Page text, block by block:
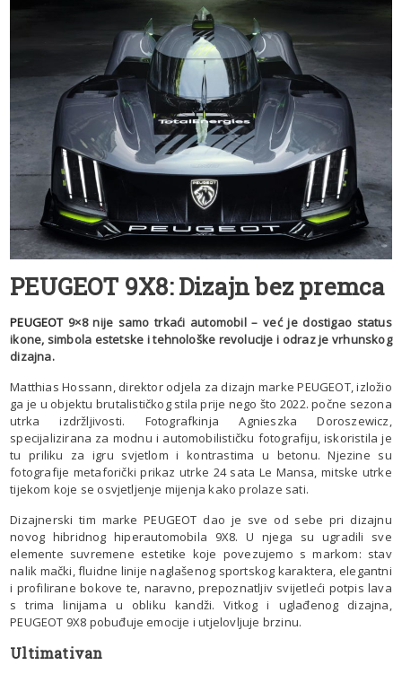
PEUGEOT 9X8: Dizajn bez premca
PEUGEOT9×8 nije samo trkaći automobil – već je dostigao status
ikone, simbola estetske i tehnološke revolucije i odraz je vrhunskog
dizajna.
Matthias Hossann, direktor odjela za dizajn marke PEUGEOT, izložio
ga je u objektu brutalističkog stila prije nego što 2022. počne sezona
utrka izdržljivosti. Fotografkinja Agnieszka Doroszewicz,
specijalizirana za modnu i automobilističku fotografiju, iskoristila je
tu priliku za igru svjetlom i kontrastima u betonu. Njezine su
fotografije metaforički prikaz utrke 24 sata Le Mansa, mitske utrke
tijekom koje se osvjetljenje mijenja kako prolaze sati.
Dizajnerski tim marke PEUGEOT dao je sve od sebe pri dizajnu
novog hibridnog hiperautomobila 9X8. U njega su ugradili sve
elemente suvremene estetike koje povezujemo s markom: stav
nalik mački, fluidne linije naglašenog sportskog karaktera, elegantni
i profilirane bokove te, naravno, prepoznatljiv svijetleći potpis lava
s trima linijama u obliku kandži. Vitkog i uglađenog dizajna,
PEUGEOT 9X8 pobuđuje emocije i utjelovljuje brzinu.
Ultimativan